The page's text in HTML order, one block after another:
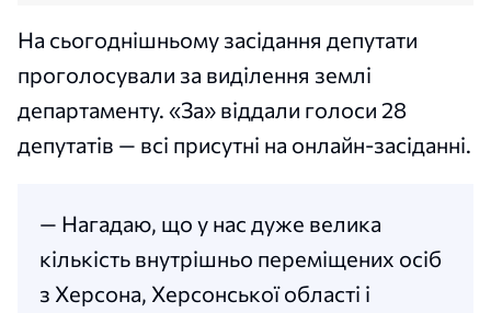
На сьогоднішньому засідання депутати
проголосували за виділення землі
департаменту. «За» віддали голоси 28
депутатів — всі присутні на онлайн-засіданні.
— Нагадаю, що у нас дуже велика
кількість внутрішньо переміщених осіб
з Херсона, Херсонської області і